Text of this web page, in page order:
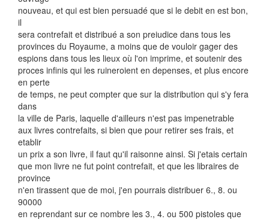
nouveau, et qui est bien persuadé que si le debit en est bon,
il
sera contrefait et distribué a son preiudice dans tous les
provinces du Royaume, a moins que de vouloir gager des
espions dans tous les lieux où l'on imprime, et soutenir des
proces infinis qui les ruineroient en depenses, et plus encore
en perte
de temps, ne peut compter que sur la distribution qui s'y fera
dans
la ville de Paris, laquelle d'ailleurs n'est pas impenetrable
aux livres contrefaits, si bien que pour retirer ses frais, et
etablir
un prix a son livre, il faut qu'il raisonne ainsi. Si j'etais certain
que mon livre ne fut point contrefait, et que les libraires de
province
n'en tirassent que de moi, j'en pourrais distribuer 6., 8. ou
90000
en reprendant sur ce nombre les 3., 4. ou 500 pistoles que